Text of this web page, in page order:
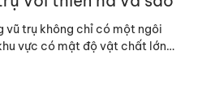
vũ trụ không chỉ có một ngôi
vực có mật độ vật chất lớn
sao hình...